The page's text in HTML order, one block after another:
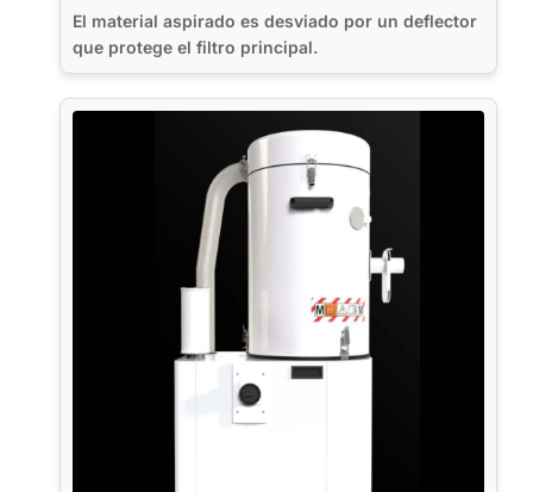
El material aspirado es desviado por un deflector
que protege el filtro principal.